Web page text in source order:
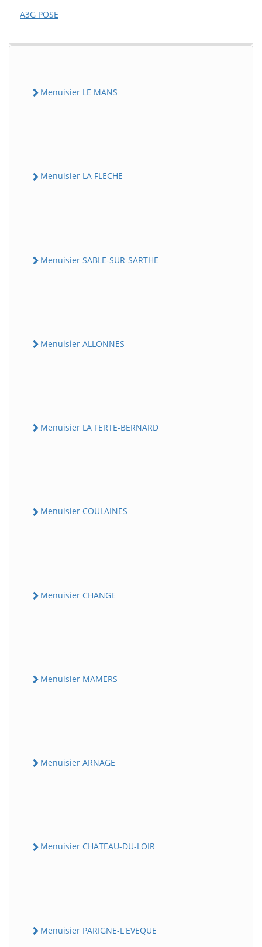
A3G POSE
Menuisier LE MANS
Menuisier LA FLECHE
Menuisier SABLE-SUR-SARTHE
Menuisier ALLONNES
Menuisier LA FERTE-BERNARD
Menuisier COULAINES
Menuisier CHANGE
Menuisier MAMERS
Menuisier ARNAGE
Menuisier CHATEAU-DU-LOIR
Menuisier PARIGNE-L'EVEQUE